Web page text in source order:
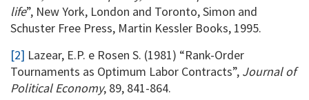
life”, New York, London and Toronto, Simon and
Schuster Free Press, Martin Kessler Books, 1995.
[2] Lazear, E.P. e Rosen S. (1981) “Rank-Order
Tournaments as Optimum Labor Contracts”, Journal of
Political Economy, 89, 841-864.